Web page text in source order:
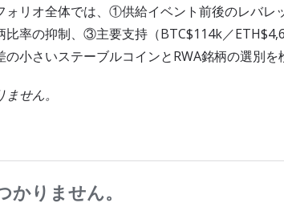
ォリオ全体では、①供給イベント前後のレバレ
比率の抑制、③主要支持（BTC$114k／
小さいステーブルコインとRWA銘柄の選別を
せん。